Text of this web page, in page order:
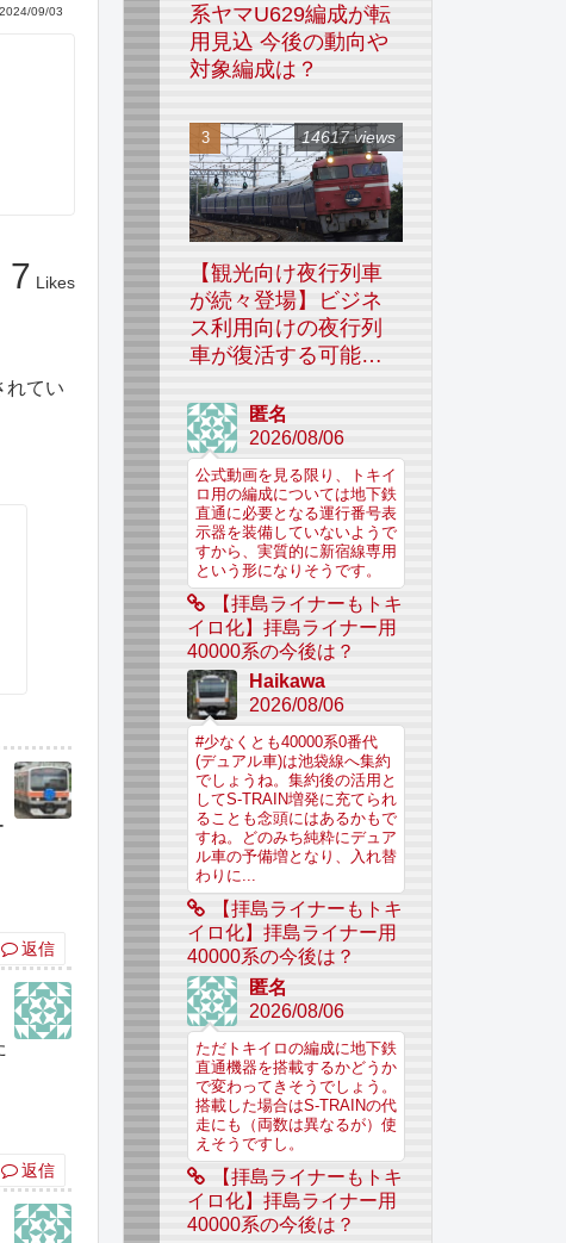
2024/09/03
7 Likes
れてい
返信
返信
系ヤマU629編成が転
用見込 今後の動向や
対象編成は？
【観光向け夜行列車
が続々登場】ビジネ
ス利用向けの夜行列
車が復活する可能性
14617 views
匿名
2026/08/06
公式動画を見る限り、トキイ
ロ用の編成については地下鉄
直通に必要となる運行番号表
示器を装備していないようで
すから、実質的に新宿線専用
という形になりそうです。
【拝島ライナーもトキ
イロ化】拝島ライナー用
40000系の今後は？
Haikawa
2026/08/06
#少なくとも40000系0番代
(デュアル車)は池袋線へ集約
でしょうね。集約後の活用と
してS-TRAIN増発に充てられ
ることも念頭にはあるかもで
すね。どのみち純粋にデュア
ル車の予備増となり、入れ替
わりに...
【拝島ライナーもトキ
イロ化】拝島ライナー用
40000系の今後は？
匿名
2026/08/06
ただトキイロの編成に地下鉄
直通機器を搭載するかどうか
で変わってきそうでしょう。
搭載した場合はS-TRAINの代
走にも（両数は異なるが）使
えそうですし。
【拝島ライナーもトキ
イロ化】拝島ライナー用
40000系の今後は？